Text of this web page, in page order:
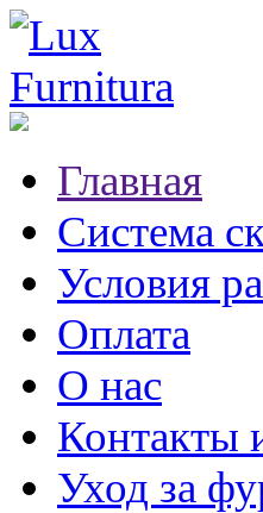
Главная
Система
Условия
Оплата
О нас
Контакты
Уход за